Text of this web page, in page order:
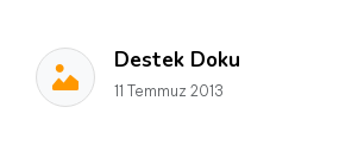
Destek Doku
11 Temmuz 2013